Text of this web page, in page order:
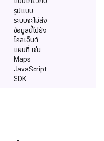
รูปแบบ
ระบบจะไม่ส่ง
ข้อมูลนี้ไปยัง
ไคลเอ็นต์
แผนที่ เช่น
Maps
JavaScript
SDK